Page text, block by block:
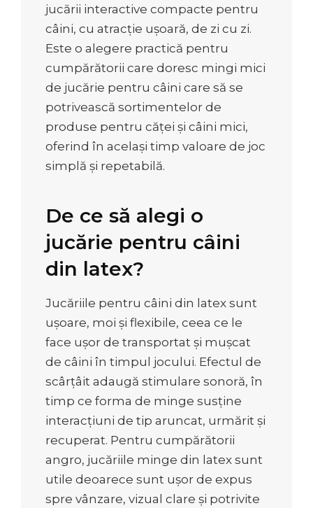
jucării interactive compacte pentru
câini, cu atracție ușoară, de zi cu zi.
Este o alegere practică pentru
cumpărătorii care doresc mingi mici
de jucărie pentru câini care să se
potrivească sortimentelor de
produse pentru căței și câini mici,
oferind în același timp valoare de joc
simplă și repetabilă.
De ce să alegi o
jucărie pentru câini
din latex?
Jucăriile pentru câini din latex sunt
ușoare, moi și flexibile, ceea ce le
face ușor de transportat și mușcat
de câini în timpul jocului. Efectul de
scârțâit adaugă stimulare sonoră, în
timp ce forma de minge susține
interacțiuni de tip aruncat, urmărit și
recuperat. Pentru cumpărătorii
angro, jucăriile minge din latex sunt
utile deoarece sunt ușor de expus
spre vânzare, vizual clare și potrivite